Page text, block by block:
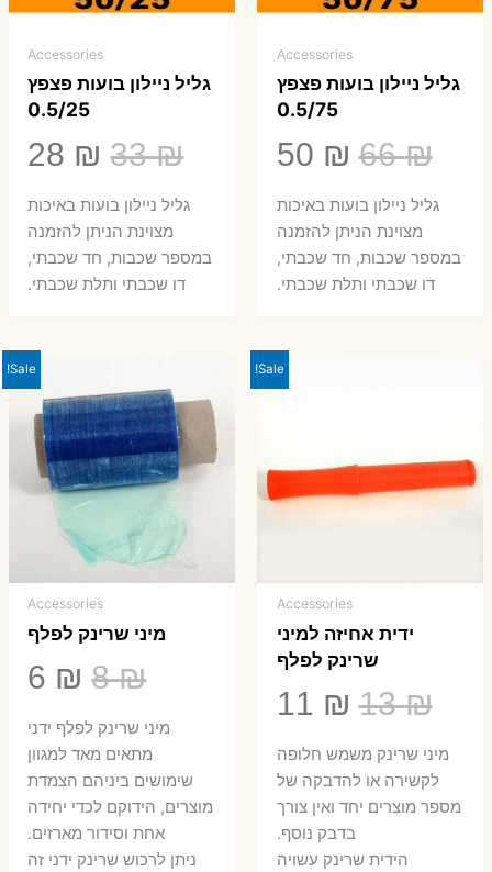
Accessories
גליל ניילון בועות פצפץ
0.5/75
66₪
המחיר
המקורי
היה:
66 ₪.
50 ₪
הנוכחיגליל ניילון בועות באיכות
מצוינת הניתן להזמנה
במספר שכבות, חד שכבתי,
דו שכבתי ותלת שכבתי.
Accessories
גליל ניילון בועות פצפץ
0.5/25
33₪
המחיר
המקורי
היה:
33 ₪.
28 ₪
₪.
גליל ניילון בועות באיכות
מצוינת הניתן להזמנה
במספר שכבות, חד שכבתי,
דו שכבתי ותלת שכבתי.
Sale!
Accessories
ידית אחיזה למיני
שרינק לפלף
13₪
המחיר
המקורי
היה:
13 ₪.
11 ₪
הוא:
​מיני שרינק משמש חלופה
לקשירה או להדבקה של
מספר מוצרים יחד ואין צורך
בדבק נוסף.
הידית שרינק עשויה
Sale!
Accessories
מיני שרינק לפלף
8₪
היה:
8 ₪.
6 ₪
6 ₪.
מיני שרינק לפלף ידני
מתאים מאד למגוון
שימושים ביניהם הצמדת
מוצרים, הידוקם לכדי יחידה
אחת וסידור מארזים.
ניתן לרכוש שרינק ידני זה